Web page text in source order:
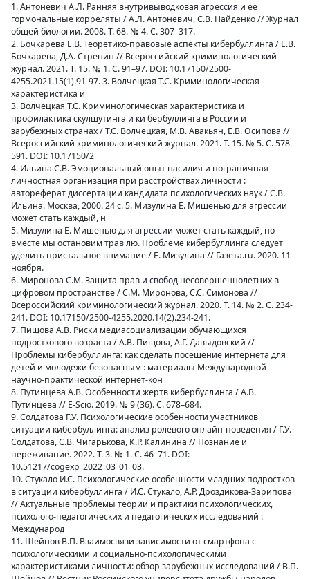
1. Антоневич А.Л. Ранняя внутривыводковая агрессия и ее
гормональные корреляты / А.Л. Антоневич, С.В. Найденко // Журнал
общей биологии. 2008. Т. 68. № 4. С. 307–317.
2. Бочкарева Е.В. Теоретико-правовые аспекты кибербуллинга / Е.В.
Бочкарева, Д.А. Стренин // Всероссийский криминологический
журнал. 2021. Т. 15. № 1. С. 91–97. DOI: 10.17150/2500-
4255.2021.15(1).91-97. 3. Волчецкая Т.С. Криминологическая
характеристика и
3. Волчецкая Т.С. Криминологическая характеристика и
профилактика скулшутинга и ки бербуллинга в России и
зарубежных странах / Т.С. Волчецкая, М.В. Авакьян, Е.В. Осипова //
Всероссийский криминологический журнал. 2021. Т. 15. № 5. С. 578–
591. DOI: 10.17150/2
4. Ильина С.В. Эмоциональный опыт насилия и пограничная
личностная организация при расстройствах личности :
автореферат диссертации кандидата психологических наук / С.В.
Ильина. Москва, 2000. 24 с. 5. Мизулина Е. Мишенью для агрессии
может стать каждый, н
5. Мизулина Е. Мишенью для агрессии может стать каждый, но
вместе мы остановим трав лю. Проблеме кибербуллинга следует
уделить пристальное внимание / Е. Мизулина // Газета.ru. 2020. 11
ноября.
6. Миронова С.М. Защита прав и свобод несовершеннолетних в
цифровом пространстве / С.М. Миронова, С.С. Симонова //
Всероссийский криминологический журнал. 2020. Т. 14. № 2. С. 234-
241. DOI: 10.17150/2500-4255.2020.14(2).234-241.
7. Пищова А.В. Риски медиасоциализации обучающихся
подросткового возраста / А.В. Пищова, А.Г. Давыдовский //
Проблемы кибербуллинга: как сделать посещение интернета для
детей и молодежи безопасным : материалы Международной
научно-практической интернет-кон
8. Путинцева А.В. Особенности жертв кибербуллинга / А.В.
Путинцева // E-Scio. 2019. № 9 (36). С. 678–684.
9. Солдатова Г.У. Психологические особенности участников
ситуации кибербуллинга: анализ ролевого онлайн-поведения / Г.У.
Солдатова, С.В. Чигарькова, К.Р. Калинина // Познание и
переживание. 2022. Т. 3. № 1. С. 46–71. DOI:
10.51217/cogexp_2022_03_01_03.
10. Стукало И.С. Психологические особенности младших подростков
в ситуации кибербуллинга / И.С. Стукало, А.Р. Дроздикова-Зарипова
// Актуальные проблемы теории и практики психологических,
психолого-педагогических и педагогических исследований :
Международ
11. Шейнов В.П. Взаимосвязи зависимости от смартфона с
психологическими и социально-психологическими
характеристиками личности: обзор зарубежных исследований / В.П.